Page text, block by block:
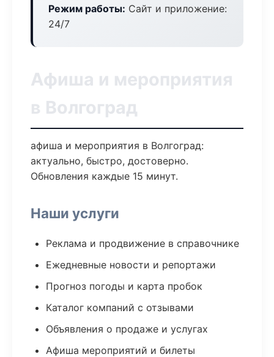
Режим работы: Сайт и приложение:
24/7
Афиша и мероприятия
в Волгоград
афиша и мероприятия в Волгоград:
актуально, быстро, достоверно.
Обновления каждые 15 минут.
Наши услуги
Реклама и продвижение в справочнике
Ежедневные новости и репортажи
Прогноз погоды и карта пробок
Каталог компаний с отзывами
Объявления о продаже и услугах
Афиша мероприятий и билеты